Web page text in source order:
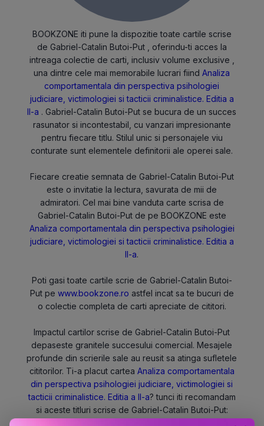
BOOKZONE iti pune la dispozitie toate cartile scrise
de Gabriel-Catalin Butoi-Put , oferindu-ti acces la
intreaga colectie de carti, inclusiv volume exclusive ,
una dintre cele mai memorabile lucrari fiindAnaliza
comportamentala din perspectiva psihologiei
judiciare, victimologiei si tacticii criminalistice. Editia a
II-a . Gabriel-Catalin Butoi-Put se bucura de un succes
rasunator si incontestabil, cu vanzari impresionante
pentru fiecare titlu. Stilul unic si personajele viu
conturate sunt elementele definitorii ale operei sale.
Fiecare creatie semnata de Gabriel-Catalin Butoi-Put
este o invitatie la lectura, savurata de mii de
admiratori. Cel mai bine vanduta carte scrisa de
Gabriel-Catalin Butoi-Put de pe BOOKZONE este
Analiza comportamentala din perspectiva psihologiei
judiciare, victimologiei si tacticii criminalistice. Editia a
II-a.
Poti gasi toate cartile scrie de Gabriel-Catalin Butoi-
Put pe www.bookzone.ro astfel incat sa te bucuri de
o colectie completa de carti apreciate de cititori.
Impactul cartilor scrise de Gabriel-Catalin Butoi-Put
depaseste granitele succesului comercial. Mesajele
profunde din scrierile sale au reusit sa atinga sufletele
cititorilor. Ti-a placut cartea Analiza comportamentala
din perspectiva psihologiei judiciare, victimologiei si
tacticii criminalistice. Editia a II-a? tunci iti recomandam
si aceste titluri scrise de Gabriel-Catalin Butoi-Put: